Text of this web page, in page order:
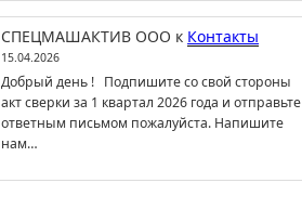
СПЕЦМАШАКТИВ ООО к Контакты
15.04.2026
Добрый день ! Подпишите со свой стороны
акт сверки за 1 квартал 2026 года и отправьте
ответным письмом пожалуйста. Напишите
нам…